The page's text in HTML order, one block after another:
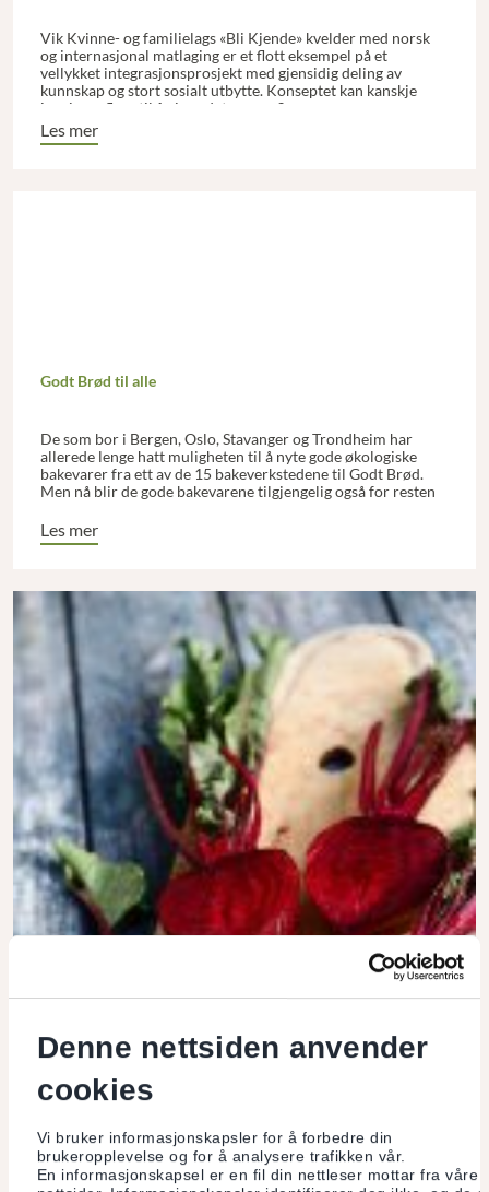
Denne nettsiden anvender
cookies
Vi bruker informasjonskapsler for å forbedre din
brukeropplevelse og for å analysere trafikken vår.
En informasjonskapsel er en fil din nettleser mottar fra våre
Vik Kvinne- og familielags «Bli Kjende» kvelder med norsk
og internasjonal matlaging er et flott eksempel på et
vellykket integrasjonsprosjekt med gjensidig deling av
kunnskap og stort sosialt utbytte. Konseptet kan kanskje
inspirere flere til å gjøre det samme?
Les mer
Godt Brød til alle
De som bor i Bergen, Oslo, Stavanger og Trondheim har
allerede lenge hatt muligheten til å nyte gode økologiske
bakevarer fra ett av de 15 bakeverkstedene til Godt Brød.
Men nå blir de gode bakevarene tilgjengelig også for resten
hvor de deler et førtitall av sine beste oppskrifter på alt fra
det groveste surdeigsbrødet til hveteboller og pepperkaker.
Les mer